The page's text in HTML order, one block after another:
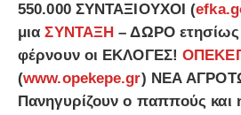
550.000 ΣΥΝΤΑΞΙΟΥΧΟΙ (
μιαΣΥΝΤΑΞΗ – ΔΩΡΟ
φέρνουν οι ΕΚΛΟΓΕΣ!
(www.opekepe.gr) ΝΕΑ
Πανηγυρίζουν ο παππούς και